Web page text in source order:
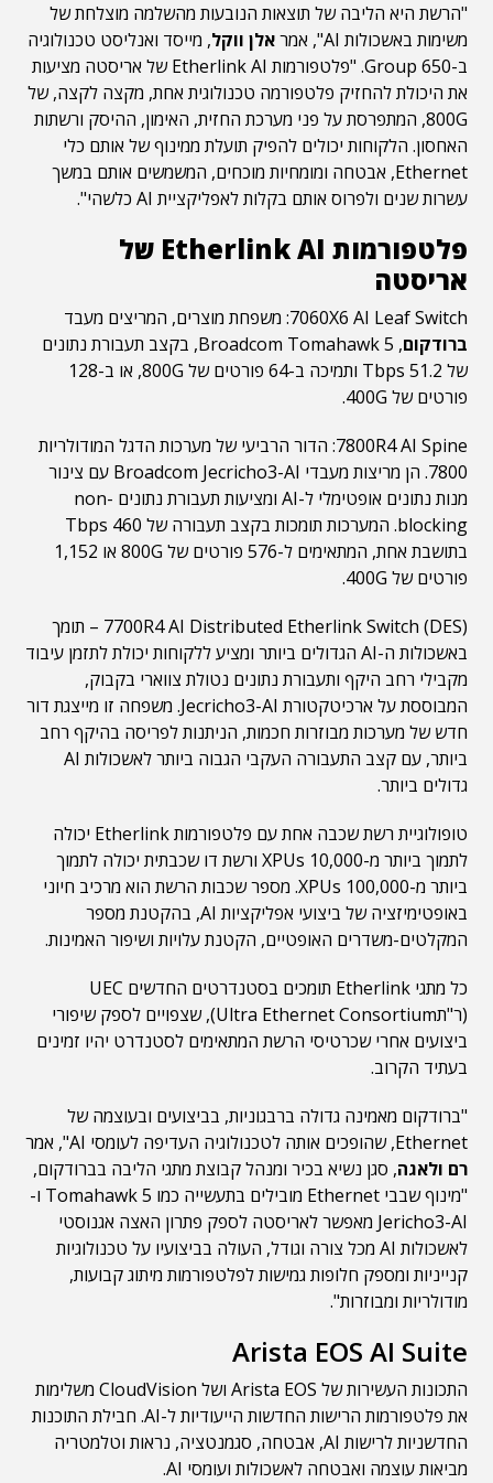
"הרשת היא הליבה של תוצאות הנובעות מהשלמה מוצלחת של
משימות באשכולות AI", אמר
אלן ווקל, מייסד ואנליסט טכנולוגיה
ב-650 Group. "פלטפורמות Etherlink AI של אריסטה מציעות
את היכולת להחזיק פלטפורמה טכנולוגית אחת, מקצה לקצה, של
800G, המתפרסת על פני מערכת החזית, האימון, ההיסק ורשתות
האחסון. הלקוחות יכולים להפיק תועלת ממינוף של אותם כלי
Ethernet, אבטחה ומומחיות מוכחים, המשמשים אותם במשך
עשרות שנים ולפרוס אותם בקלות לאפליקציית AI כלשהי".
פלטפורמות Etherlink AI של
אריסטה
7060X6 AI Leaf Switch: משפחת מוצרים, המריצים מעבד
ברודקום
, Broadcom Tomahawk 5, בקצב תעבורת נתונים
של 51.2 Tbps ותמיכה ב-64 פורטים של 800G, או ב-128
פורטים של 400G.
7800R4 AI Spine: הדור הרביעי של מערכות הדגל המודולריות
7800. הן מריצות מעבדי Broadcom Jecricho3-AI עם צינור
מנות נתונים אופטימלי ל-AI ומציעות תעבורת נתונים non-
blocking. המערכות תומכות בקצב תעבורה של 460 Tbps
בתושבת אחת, המתאימים ל-576 פורטים של 800G או 1,152
פורטים של 400G.
7700R4 AI Distributed Etherlink Switch (DES) – תומך
באשכולות ה-AI הגדולים ביותר ומציע ללקוחות יכולת לתזמן עיבוד
מקבילי רחב היקף ותעבורת נתונים נטולת צווארי בקבוק,
המבוססת על ארכיטקטורת Jecricho3-AI. משפחה זו מייצגת דור
חדש של מערכות מבוזרות חכמות, הניתנות לפריסה בהיקף רחב
ביותר, עם קצב התעבורה העקבי הגבוה ביותר לאשכולות AI
גדולים ביותר.
טופולוגיית רשת שכבה אחת עם פלטפורמות Etherlink יכולה
לתמוך ביותר מ-10,000 XPUs ורשת דו שכבתית יכולה לתמוך
ביותר מ-100,000 XPUs. מספר שכבות הרשת הוא מרכיב חיוני
באופטימיזציה של ביצועי אפליקציות AI, בהקטנת מספר
המקלטים-משדרים האופטיים, הקטנת עלויות ושיפור האמינות.
כל מתגי Etherlink תומכים בסטנדרטים החדשים UEC
(ר"תUltra Ethernet Consortium), שצפויים לספק שיפורי
ביצועים אחרי שכרטיסי הרשת המתאימים לסטנדרט יהיו זמינים
בעתיד הקרוב.
"ברודקום מאמינה גדולה ברבגוניות, בביצועים ובעוצמה של
Ethernet, שהופכים אותה לטכנולוגיה העדיפה לעומסי AI", אמר
רם ולאגה, סגן נשיא בכיר ומנהל קבוצת מתגי הליבה בברודקום,
"מינוף שבבי Ethernet מובילים בתעשייה כמו Tomahawk 5 ו-
Jericho3-AI מאפשר לאריסטה לספק פתרון האצה אגנוסטי
לאשכולות AI מכל צורה וגודל, העולה בביצועיו על טכנולוגיות
קנייניות ומספק חלופות גמישות לפלטפורמות מיתוג קבועות,
מודולריות ומבוזרות".
Arista EOS AI Suite
התכונות העשירות של Arista EOS ושל CloudVision משלימות
את פלטפורמות הרישות החדשות הייעודיות ל-AI. חבילת התוכנות
החדשניות לרישות AI, אבטחה, סגמנטציה, נראות וטלמטריה
מביאות עוצמה ואבטחה לאשכולות ועומסי AI.